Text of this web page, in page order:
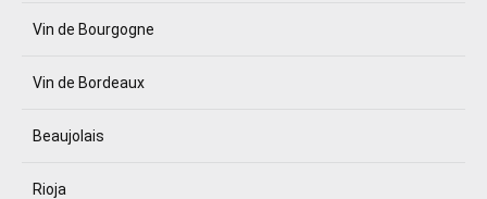
Vin de Bourgogne
Vin de Bordeaux
Beaujolais
Rioja